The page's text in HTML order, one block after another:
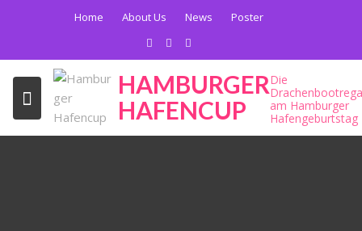
Home About Us News Poster
HAMBURGER
HAFENCUP
Die
am Hamburger
Hafengeburtstag